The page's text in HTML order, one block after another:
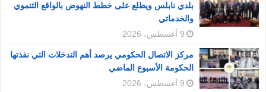
بلدي نابلس ويطلع على خطط النهوض بالواقع التنموي
والخدماتي
9 أغسطس، 2026
مركز الاتصال الحكومي يرصد أهم التدخلات التي نفذتها
الحكومة الأسبوع الماضي
9 أغسطس، 2026